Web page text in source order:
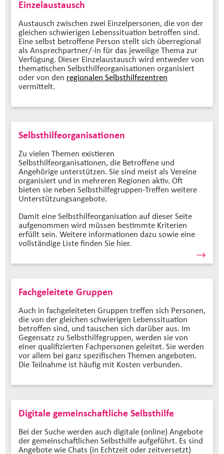
Einzelaustausch
Austausch zwischen zwei Einzelpersonen, die von der
gleichen schwierigen Lebenssituation betroffen sind.
Eine selbst betroffene Person stellt sich überregional
als Ansprechpartner/-in für das jeweilige Thema zur
Verfügung. Dieser Einzelaustausch wird entweder von
thematischen Selbsthilfeorganisationen organisiert
oder von den regionalen Selbsthilfezentren
vermittelt.
Selbsthilfeorganisationen
Zu vielen Themen existieren
Selbsthilfeorganisationen, die Betroffene und
Angehörige unterstützen. Sie sind meist als Vereine
organisiert und in mehreren Regionen aktiv. Oft
bieten sie neben Selbsthilfegruppen-Treffen weitere
Unterstützungsangebote.
Damit eine Selbsthilfeorganisation auf dieser Seite
aufgenommen wird müssen bestimmte Kriterien
erfüllt sein. Weitere informationen dazu sowie eine
vollständige Liste finden Sie hier.
Fachgeleitete Gruppen
Auch in fachgeleiteten Gruppen treffen sich Personen,
die von der gleichen schwierigen Lebenssituation
betroffen sind, und tauschen sich darüber aus. Im
Gegensatz zu Selbsthilfegruppen, werden sie von
einer qualifizierten Fachpersonen geleitet. Sie werden
vor allem bei ganz spezifischen Themen angeboten.
Die Teilnahme ist häufig mit Kosten verbunden.
Digitale gemeinschaftliche Selbsthilfe
Bei der Suche werden auch digitale (online) Angebote
der gemeinschaftlichen Selbsthilfe aufgeführt. Es sind
Angebote wie Chats (in Echtzeit oder zeitversetzt)